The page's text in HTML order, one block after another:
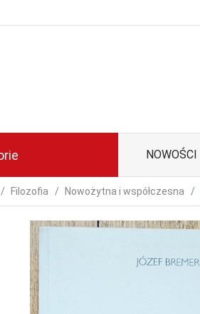
NOWOŚCI
Filozofia Nowożytna i współczesna